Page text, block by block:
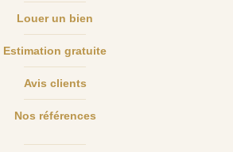
Louer un bien
Estimation gratuite
Avis clients
Nos références